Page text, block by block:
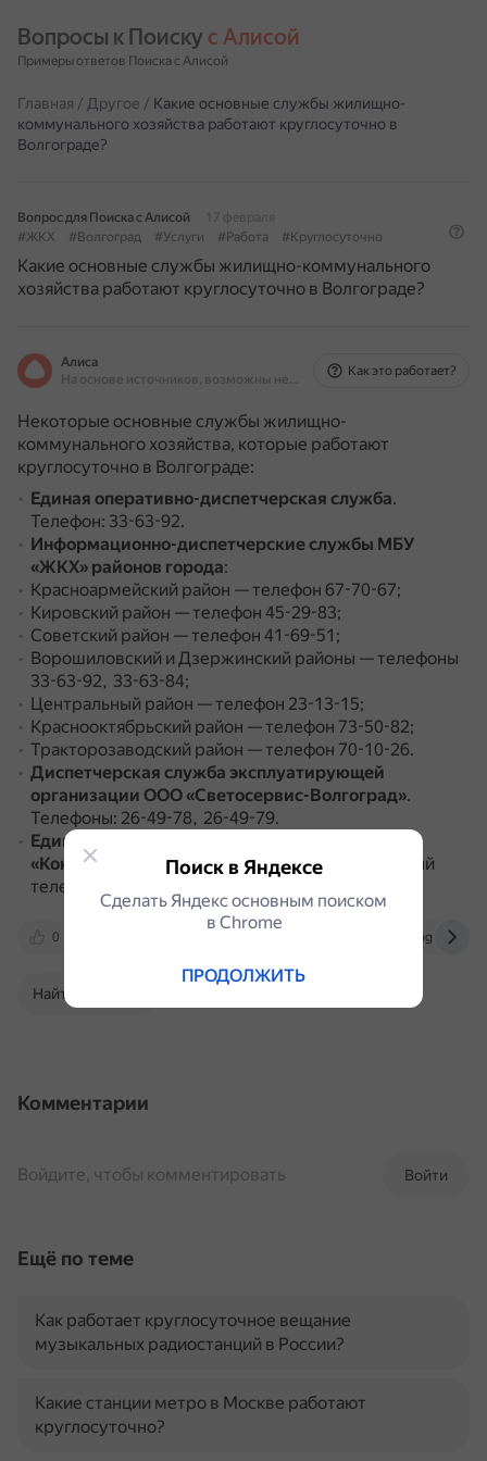
Вопросы к Поиску с Алисой
Примеры ответов Поиска с Алисой
Главная / Другое / Какие основные службы жилищно-
коммунального хозяйства работают круглосуточно в
Волгограде?
Вопрос для Поиска с Алисой
17 февраля
#ЖКХ
#Волгоград #Услуги #Работа #Круглосуточно
Какие основные службы жилищно-коммунального
хозяйства работают круглосуточно в Волгограде?
Алиса
На основе источников, возможны неточности
Как это работает?
Некоторые основные службы жилищно-
коммунального хозяйства, которые работают
круглосуточно в Волгограде:
Единая оперативно-диспетчерская служба.
Телефон: 33-63-92.
Информационно-диспетчерские службы МБУ
«ЖКХ» районов города:
Красноармейский район — телефон 67-70-67;
Кировский район — телефон 45-29-83;
Советский район — телефон 41-69-51;
Ворошиловский и Дзержинский районы — телефоны
33-63-92, 33-63-84;
Центральный район — телефон 23-13-15;
Краснооктябрьский район — телефон 73-50-82;
Тракторозаводский район — телефон 70-10-26.
Диспетчерская служба эксплуатирующей
организации ООО «Светосервис-Волгоград».
Телефоны: 26-49-78, 26-49-79.
Единый городской диспетчерский центр
«Концессий» по вопросам ЖКХ.Многоканальный
телефон: 8(8442) 60-66-00.
0 www.volgograd.kp.ru
Найти в Поиске
Комментарии
Войти
Войдите, чтобы комментировать
Ещё по теме
Как работает круглосуточное вещание
музыкальных радиостанций в России?
Какие станции метро в Москве работают
круглосуточно?
Поиск в Яндексе
Сделать Яндекс основным поиском
в Сhrome
ПРОДОЛЖИТЬ